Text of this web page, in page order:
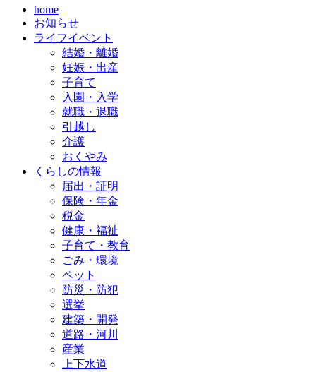
home
お知らせ
ライフイベント
結婚・離婚
妊娠・出産
子育て
入園・入学
就職・退職
引越し
介護
おくやみ
くらしの情報
届出・証明
保険・年金
税金
健康・福祉
子育て・教育
ごみ・環境
ペット
防災・防犯
選挙
建築・開発
道路・河川
産業
上下水道